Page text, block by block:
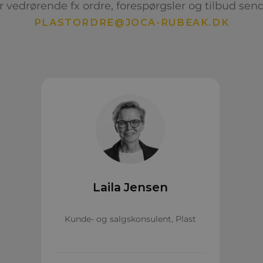
vedrørende fx ordre, forespørgsler og tilbud
PLASTORDRE@JOCA-RUBEAK.DK
Laila Jensen
Kunde- og salgskonsulent, Plast